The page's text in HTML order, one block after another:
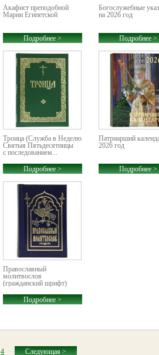
Акафист преподобной
Марии Египетской
Подробнее >
Богослужебные
на 2026 год
Подробнее >
Троица (Служба в Неделю
Святыя Пятьдесятницы
с последованием...
Подробнее >
Патриарший
2026 год
Подробнее >
Православный
молитвослов
(гражданский шрифт)
Подробнее >
4 Следующая >